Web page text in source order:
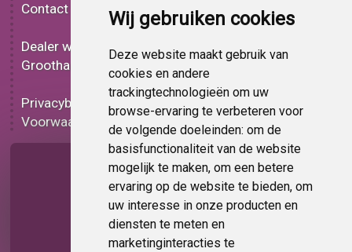
Wij gebruiken cookies
Deze website maakt gebruik van
cookies en andere
trackingtechnologieën om uw
browse-ervaring te verbeteren voor
de volgende doeleinden: om de
basisfunctionaliteit van de website
mogelijk te maken, om een betere
ervaring op de website te bieden, om
uw interesse in onze producten en
diensten te meten en
marketinginteracties te
Contact
Dealer worden
Groothandel
Privacybeleid
Voorwaarden
Effect folie
Bedrukt folie
Carbon folie
Tint folie
Functionele folie
Folie korting
Op bestelling
Pagina delen